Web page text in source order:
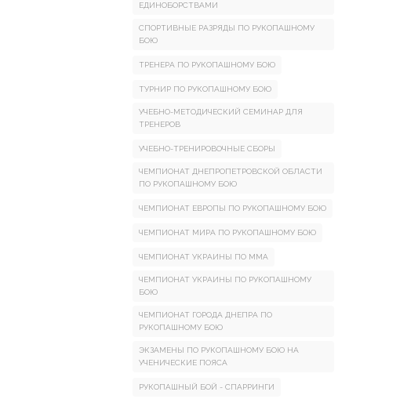
ЕДИНОБОРСТВАМИ
СПОРТИВНЫЕ РАЗРЯДЫ ПО РУКОПАШНОМУ
БОЮ
ТРЕНЕРА ПО РУКОПАШНОМУ БОЮ
ТУРНИР ПО РУКОПАШНОМУ БОЮ
УЧЕБНО-МЕТОДИЧЕСКИЙ СЕМИНАР ДЛЯ
ТРЕНЕРОВ
УЧЕБНО-ТРЕНИРОВОЧНЫЕ СБОРЫ
ЧЕМПИОНАТ ДНЕПРОПЕТРОВСКОЙ ОБЛАСТИ
ПО РУКОПАШНОМУ БОЮ
ЧЕМПИОНАТ ЕВРОПЫ ПО РУКОПАШНОМУ БОЮ
ЧЕМПИОНАТ МИРА ПО РУКОПАШНОМУ БОЮ
ЧЕМПИОНАТ УКРАИНЫ ПО ММА
ЧЕМПИОНАТ УКРАИНЫ ПО РУКОПАШНОМУ
БОЮ
ЧЕМПИОНАТ ГОРОДА ДНЕПРА ПО
РУКОПАШНОМУ БОЮ
ЭКЗАМЕНЫ ПО РУКОПАШНОМУ БОЮ НА
УЧЕНИЧЕСКИЕ ПОЯСА
РУКОПАШНЫЙ БОЙ - СПАРРИНГИ